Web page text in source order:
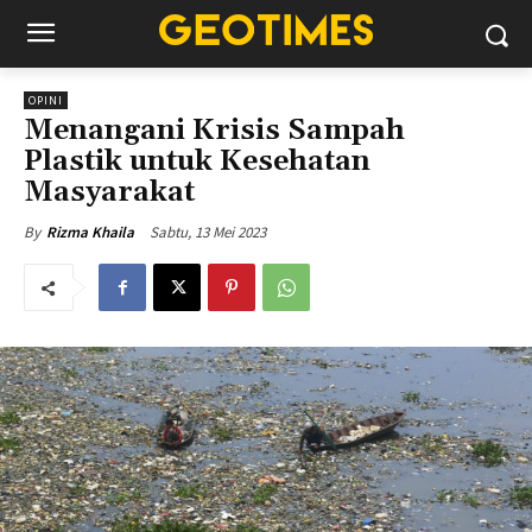
OPINI
Menangani Krisis Sampah
Plastik untuk Kesehatan
Masyarakat
By Rizma Khaila Sabtu, 13 Mei 2023